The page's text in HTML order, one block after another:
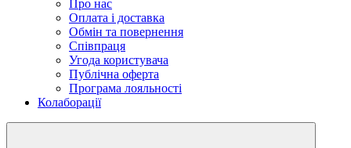
Про нас
Оплата і доставка
Обмін та повернення
Співпраця
Угода користувача
Публічна оферта
Програма лояльності
Колаборації